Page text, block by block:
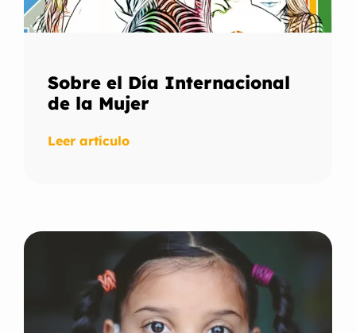
Sobre el Día Internacional
de la Mujer
Leer artículo